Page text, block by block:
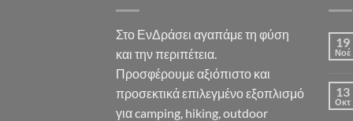
Στο ΕνΔράσει αγαπάμε τη φύση
και την περιπέτεια.
Προσφέρουμε αξιόπιστο και
προσεκτικά επιλεγμένο εξοπλισμό
για camping, hiking, outdoor
19
Νοέ
13
Οκτ